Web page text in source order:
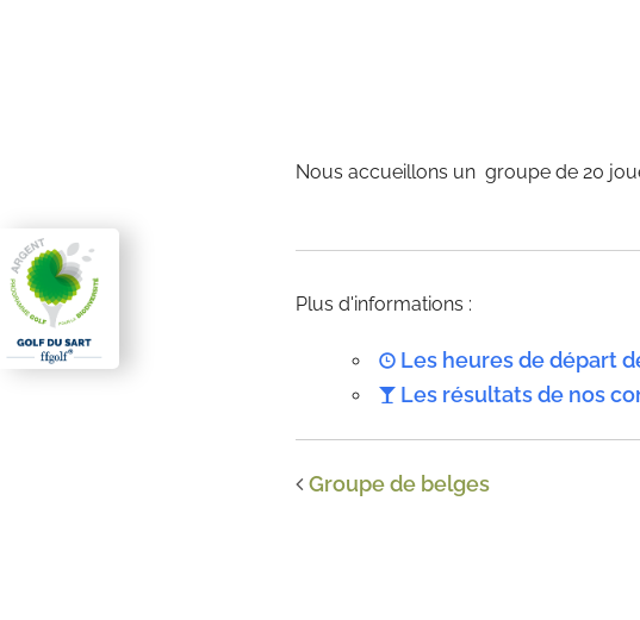
Nous accueillons un groupe de 20
Plus d'informations :
Les heures de départ
Les résultats de nos
Groupe de belges